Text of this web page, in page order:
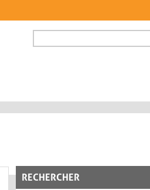
FORMULAIRE DE
RECHERCHER